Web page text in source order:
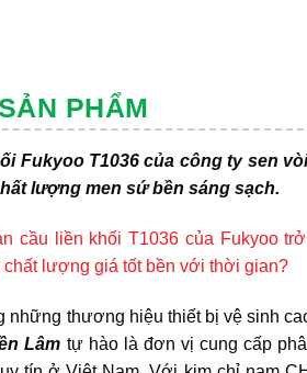
PHẨM
Fukyoo T1036 của công ty sen
lượng men sứ bền sáng sạch.
cầu liền khối T1036 của Fukyoo
chất lượng giá tốt bền với thời gian?
những thương hiệu thiết bị vệ sinh
Lâm tự hào là đơn vị cung cấp